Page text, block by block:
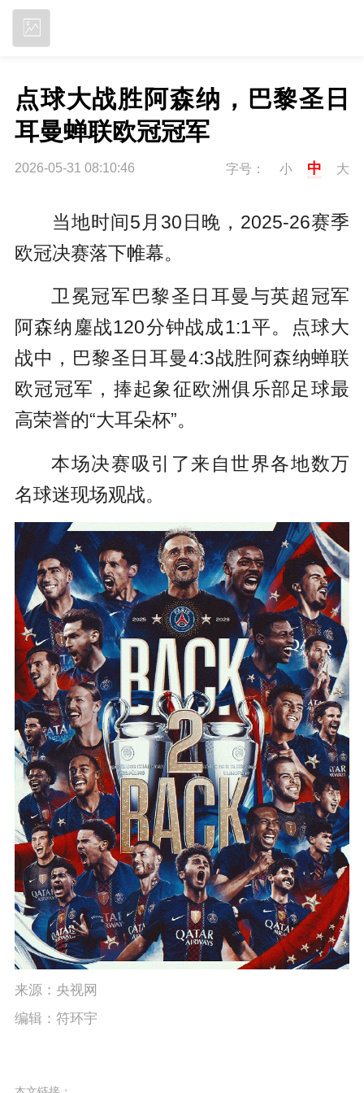
点球大战胜阿森纳，巴黎圣日
耳曼蝉联欧冠冠军
2026-05-31 08:10:46 字号： 小 中 大
当地时间5月30日晚，2025-26赛季
欧冠决赛落下帷幕。
卫冕冠军巴黎圣日耳曼与英超冠军
阿森纳鏖战120分钟战成1:1平。点球大
战中，巴黎圣日耳曼4:3战胜阿森纳蝉联
欧冠冠军，捧起象征欧洲俱乐部足球最
高荣誉的“大耳朵杯”。
本场决赛吸引了来自世界各地数万
名球迷现场观战。
来源：央视网
编辑：符环宇